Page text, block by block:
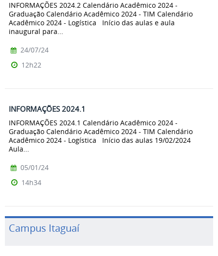
INFORMAÇÕES 2024.2 Calendário Acadêmico 2024 -
Graduação Calendário Acadêmico 2024 - TIM Calendário
Acadêmico 2024 - Logística Início das aulas e aula
inaugural para...
24/07/24
12h22
INFORMAÇÕES 2024.1
INFORMAÇÕES 2024.1 Calendário Acadêmico 2024 -
Graduação Calendário Acadêmico 2024 - TIM Calendário
Acadêmico 2024 - Logística Início das aulas 19/02/2024
Aula...
05/01/24
14h34
Campus Itaguaí